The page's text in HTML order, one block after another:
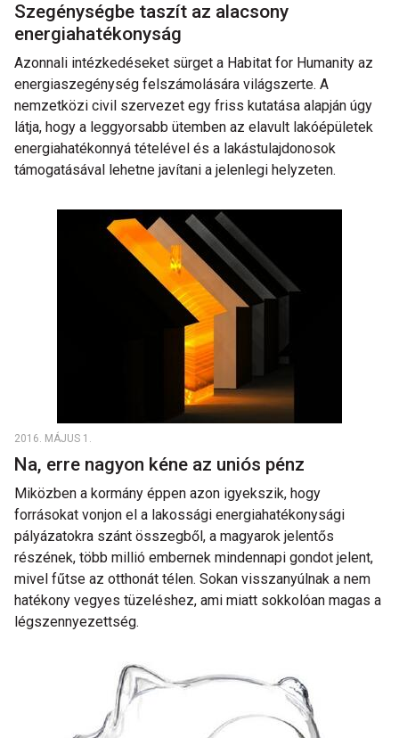
Szegénységbe taszít az alacsony
energiahatékonyság
Azonnali intézkedéseket sürget a Habitat for Humanity az
energiaszegénység felszámolására világszerte. A
nemzetközi civil szervezet egy friss kutatása alapján úgy
látja, hogy a leggyorsabb ütemben az elavult lakóépületek
energiahatékonnyá tételével és a lakástulajdonosok
támogatásával lehetne javítani a jelenlegi helyzeten.
2016. MÁJUS 1.
Na, erre nagyon kéne az uniós pénz
Miközben a kormány éppen azon igyekszik, hogy
forrásokat vonjon el a lakossági energiahatékonysági
pályázatokra szánt összegből, a magyarok jelentős
részének, több millió embernek mindennapi gondot jelent,
mivel fűtse az otthonát télen. Sokan visszanyúlnak a nem
hatékony vegyes tüzeléshez, ami miatt sokkolóan magas a
légszennyezettség.